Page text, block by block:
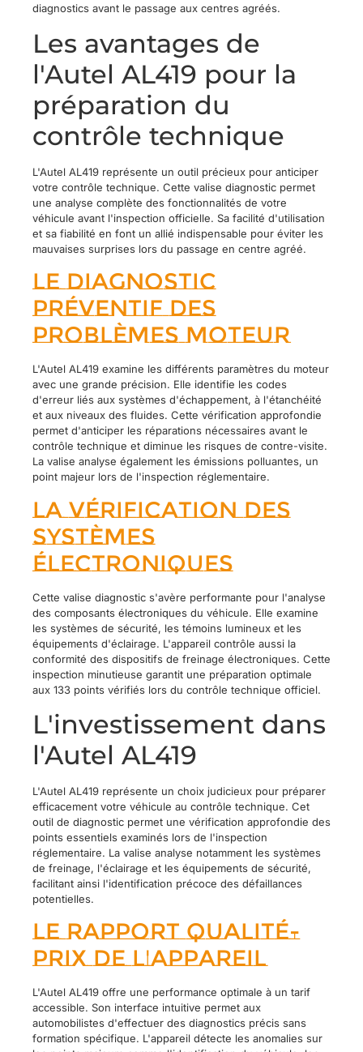
diagnostics avant le passage aux centres agréés.
Les avantages de
l'Autel AL419 pour la
préparation du
contrôle technique
L'Autel AL419 représente un outil précieux pour anticiper
votre contrôle technique. Cette valise diagnostic permet
une analyse complète des fonctionnalités de votre
véhicule avant l'inspection officielle. Sa facilité d'utilisation
et sa fiabilité en font un allié indispensable pour éviter les
mauvaises surprises lors du passage en centre agréé.
Le diagnostic
préventif des
problèmes moteur
L'Autel AL419 examine les différents paramètres du moteur
avec une grande précision. Elle identifie les codes
d'erreur liés aux systèmes d'échappement, à l'étanchéité
et aux niveaux des fluides. Cette vérification approfondie
permet d'anticiper les réparations nécessaires avant le
contrôle technique et diminue les risques de contre-visite.
La valise analyse également les émissions polluantes, un
point majeur lors de l'inspection réglementaire.
La vérification des
systèmes
électroniques
Cette valise diagnostic s'avère performante pour l'analyse
des composants électroniques du véhicule. Elle examine
les systèmes de sécurité, les témoins lumineux et les
équipements d'éclairage. L'appareil contrôle aussi la
conformité des dispositifs de freinage électroniques. Cette
inspection minutieuse garantit une préparation optimale
aux 133 points vérifiés lors du contrôle technique officiel.
L'investissement dans
l'Autel AL419
L'Autel AL419 représente un choix judicieux pour préparer
efficacement votre véhicule au contrôle technique. Cet
outil de diagnostic permet une vérification approfondie des
points essentiels examinés lors de l'inspection
réglementaire. La valise analyse notamment les systèmes
de freinage, l'éclairage et les équipements de sécurité,
facilitant ainsi l'identification précoce des défaillances
potentielles.
Le rapport qualité-
prix de l'appareil
L'Autel AL419 offre une performance optimale à un tarif
accessible. Son interface intuitive permet aux
automobilistes d'effectuer des diagnostics précis sans
formation spécifique. L'appareil détecte les anomalies sur